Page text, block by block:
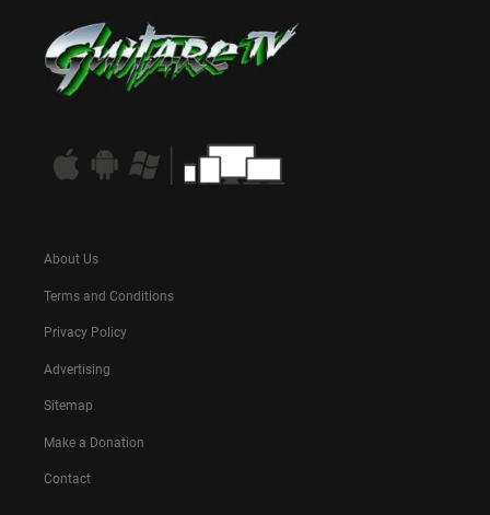
About Us
Terms and Conditions
Privacy Policy
Advertising
Sitemap
Make a Donation
Contact